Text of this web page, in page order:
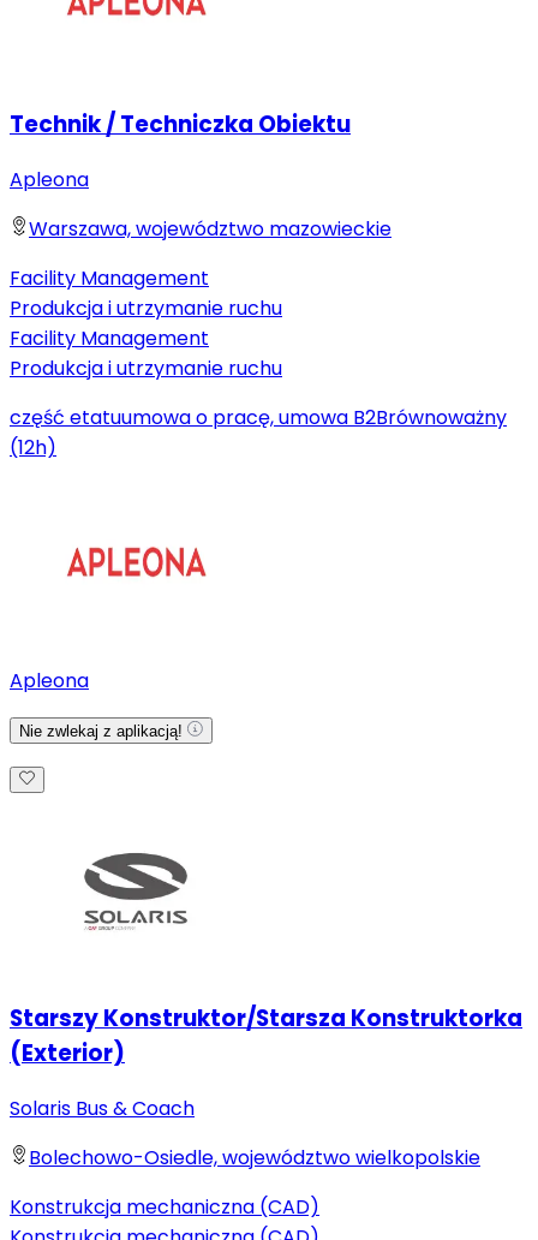
Technik / Techniczka Obiektu
Apleona
Warszawa, województwo mazowieckie
Facility Management
Produkcja i utrzymanie ruchu
Facility Management
Produkcja i utrzymanie ruchu
część etatuumowa o pracę, umowa B2Brównoważny
(12h)
Apleona
Nie zwlekaj z aplikacją!
Starszy Konstruktor/Starsza Konstruktorka
(Exterior)
Solaris Bus & Coach
Bolechowo-Osiedle, województwo wielkopolskie
Konstrukcja mechaniczna (CAD)